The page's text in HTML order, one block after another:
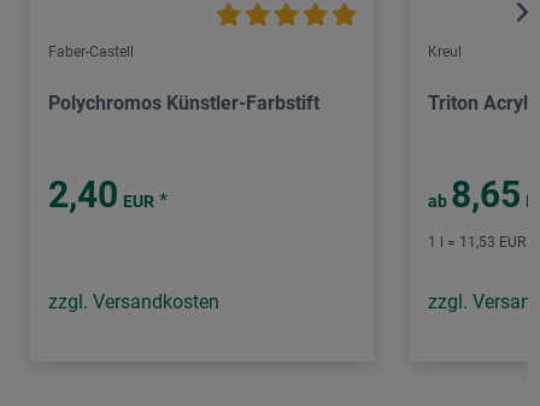
Faber-Castell
Polychromos Künstler-Farbstift
2,40 EUR *
zzgl. Versandkosten
Kreul
Triton
ab 8,65
1 l = 11,53 EUR
zzgl.